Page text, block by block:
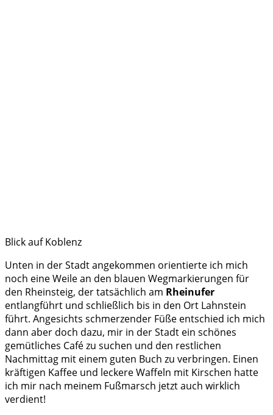
Blick auf Koblenz
Unten in der Stadt angekommen orientierte ich mich
noch eine Weile an den blauen Wegmarkierungen für
den Rheinsteig, der tatsächlich am Rheinufer
entlangführt und schließlich bis in den Ort Lahnstein
führt. Angesichts schmerzender Füße entschied ich mich
dann aber doch dazu, mir in der Stadt ein schönes
gemütliches Café zu suchen und den restlichen
Nachmittag mit einem guten Buch zu verbringen. Einen
kräftigen Kaffee und leckere Waffeln mit Kirschen hatte
ich mir nach meinem Fußmarsch jetzt auch wirklich
verdient!